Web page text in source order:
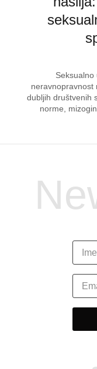
Seksualno
neravnopravnost
dubljih društvenih
norme,